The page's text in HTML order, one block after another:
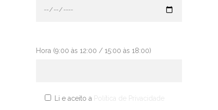
Hora (9:00 às 12:00 / 15:00 às 18:00)
Li e aceito a Política de Privacidade